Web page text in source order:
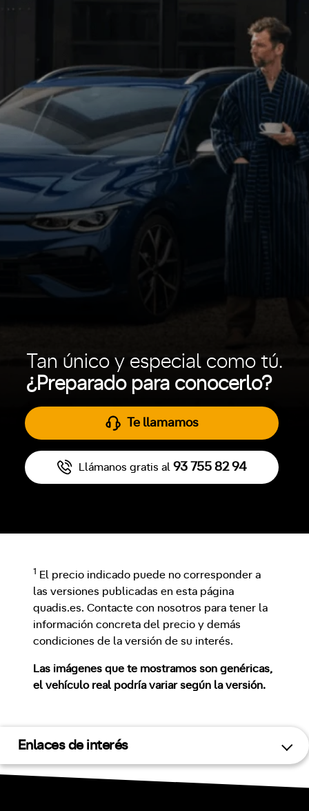
Tan único y especial como tú.
¿Preparado para conocerlo?
Te llamamos
Llámanos gratis al 93 755 82 94
1
El precio indicado puede no corresponder a
las versiones publicadas en esta página
quadis.es. Contacte con nosotros para tener la
información concreta del precio y demás
condiciones de la versión de su interés.
Las imágenes que te mostramos son genéricas,
el vehículo real podría variar según la versión.
Enlaces de interés